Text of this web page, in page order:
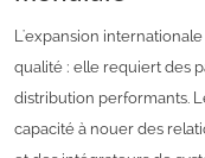
L'expansion
qualité : elle requiert des
distribution performants.
capacité à nouer des